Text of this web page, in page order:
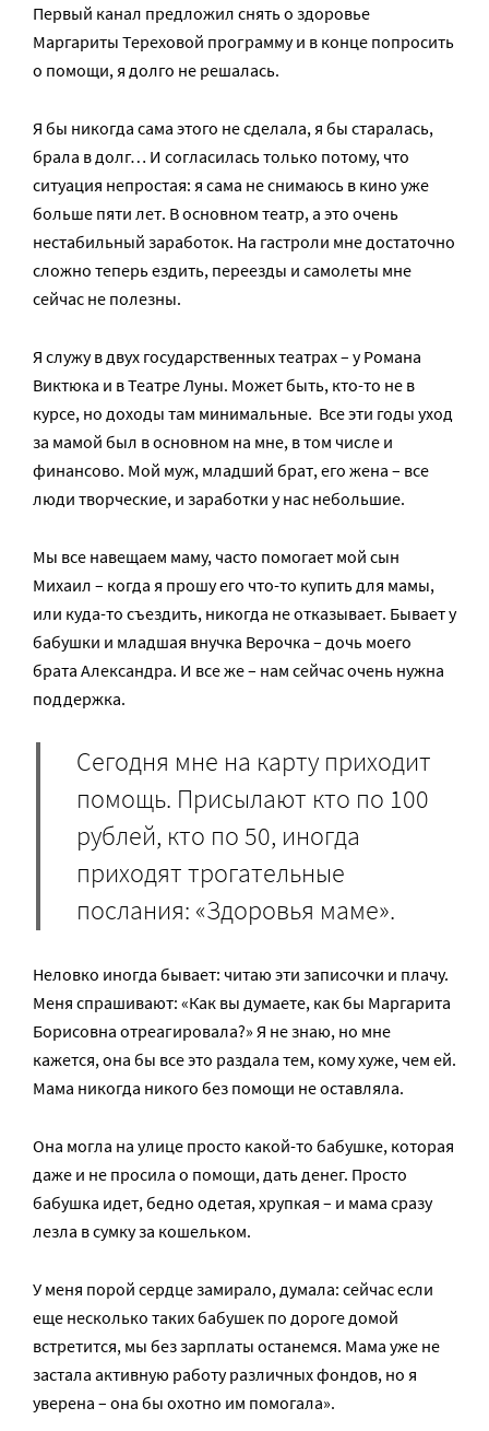
Первый канал предложил снять о здоровье
Маргариты Тереховой программу и в конце попросить
о помощи, я долго не решалась.
Я бы никогда сама этого не сделала, я бы старалась,
брала в долг… И согласилась только потому, что
ситуация непростая: я сама не снимаюсь в кино уже
больше пяти лет. В основном театр, а это очень
нестабильный заработок. На гастроли мне достаточно
сложно теперь ездить, переезды и самолеты мне
сейчас не полезны.
Я служу в двух государственных театрах – у Романа
Виктюка и в Театре Луны. Может быть, кто-то не в
курсе, но доходы там минимальные. Все эти годы уход
за мамой был в основном на мне, в том числе и
финансово. Мой муж, младший брат, его жена – все
люди творческие, и заработки у нас небольшие.
Мы все навещаем маму, часто помогает мой сын
Михаил – когда я прошу его что-то купить для мамы,
или куда-то съездить, никогда не отказывает. Бывает у
бабушки и младшая внучка Верочка – дочь моего
брата Александра. И все же – нам сейчас очень нужна
поддержка.
Сегодня мне на карту приходит
помощь. Присылают кто по 100
рублей, кто по 50, иногда
приходят трогательные
послания: «Здоровья маме».
Неловко иногда бывает: читаю эти записочки и плачу.
Меня спрашивают: «Как вы думаете, как бы Маргарита
Борисовна отреагировала?» Я не знаю, но мне
кажется, она бы все это раздала тем, кому хуже, чем ей.
Мама никогда никого без помощи не оставляла.
Она могла на улице просто какой-то бабушке, которая
даже и не просила о помощи, дать денег. Просто
бабушка идет, бедно одетая, хрупкая – и мама сразу
лезла в сумку за кошельком.
У меня порой сердце замирало, думала: сейчас если
еще несколько таких бабушек по дороге домой
встретится, мы без зарплаты останемся. Мама уже не
застала активную работу различных фондов, но я
уверена – она бы охотно им помогала».